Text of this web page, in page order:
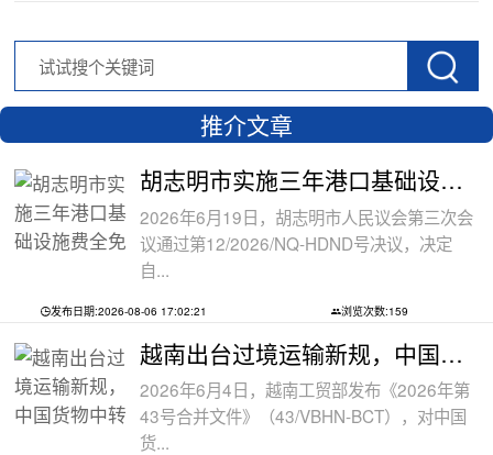
推介文章
胡志明市实施三年港口基础设施费全免政
2026年6月19日，胡志明市人民议会第三次会
议通过第12/2026/NQ-HDND号决议，决定
自...
发布日期:2026-08-06 17:02:21 浏览次数:159
越南出台过境运输新规，中国货物中转通
2026年6月4日，越南工贸部发布《2026年第
43号合并文件》（43/VBHN-BCT），对中国
货...